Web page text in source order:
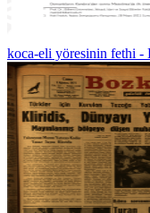
koca-eli yöresinin fethi -